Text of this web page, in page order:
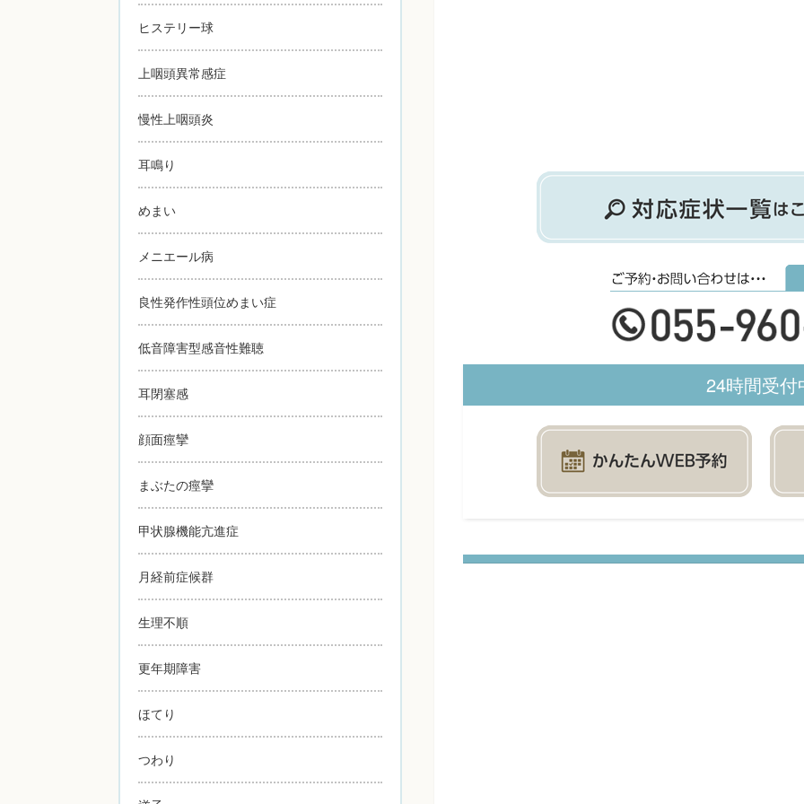
24時間受付
ヒステリー球
上咽頭異常感症
慢性上咽頭炎
耳鳴り
めまい
メニエール病
良性発作性頭位めまい症
低音障害型感音性難聴
耳閉塞感
顔面痙攣
まぶたの痙攣
甲状腺機能亢進症
月経前症候群
生理不順
更年期障害
ほてり
つわり